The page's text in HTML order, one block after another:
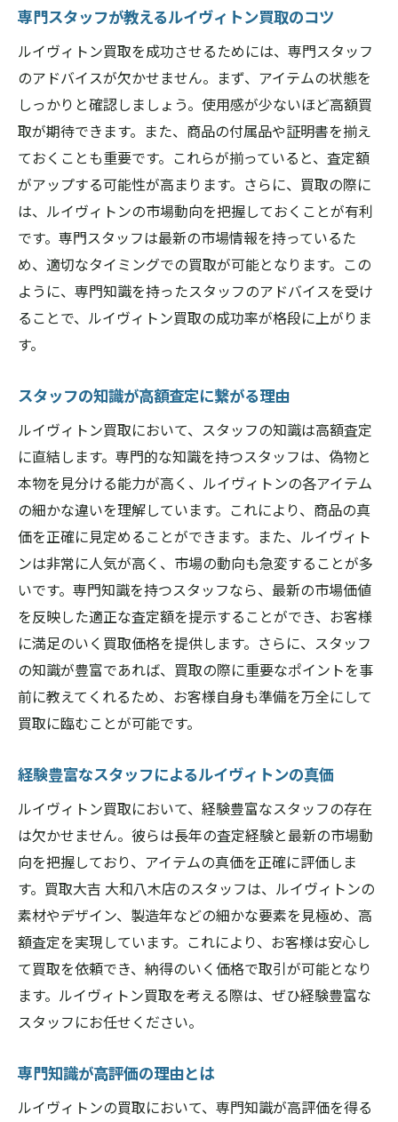
専門スタッフが教えるルイヴィトン買取のコツ
ルイヴィトン買取を成功させるためには、専門スタッフ
のアドバイスが欠かせません。まず、アイテムの状態を
しっかりと確認しましょう。使用感が少ないほど高額買
取が期待できます。また、商品の付属品や証明書を揃え
ておくことも重要です。これらが揃っていると、査定額
がアップする可能性が高まります。さらに、買取の際に
は、ルイヴィトンの市場動向を把握しておくことが有利
です。専門スタッフは最新の市場情報を持っているた
め、適切なタイミングでの買取が可能となります。この
ように、専門知識を持ったスタッフのアドバイスを受け
ることで、ルイヴィトン買取の成功率が格段に上がりま
す。
スタッフの知識が高額査定に繋がる理由
ルイヴィトン買取において、スタッフの知識は高額査定
に直結します。専門的な知識を持つスタッフは、偽物と
本物を見分ける能力が高く、ルイヴィトンの各アイテム
の細かな違いを理解しています。これにより、商品の真
価を正確に見定めることができます。また、ルイヴィト
ンは非常に人気が高く、市場の動向も急変することが多
いです。専門知識を持つスタッフなら、最新の市場価値
を反映した適正な査定額を提示することができ、お客様
に満足のいく買取価格を提供します。さらに、スタッフ
の知識が豊富であれば、買取の際に重要なポイントを事
前に教えてくれるため、お客様自身も準備を万全にして
買取に臨むことが可能です。
経験豊富なスタッフによるルイヴィトンの真価
ルイヴィトン買取において、経験豊富なスタッフの存在
は欠かせません。彼らは長年の査定経験と最新の市場動
向を把握しており、アイテムの真価を正確に評価しま
す。買取大吉 大和八木店のスタッフは、ルイヴィトンの
素材やデザイン、製造年などの細かな要素を見極め、高
額査定を実現しています。これにより、お客様は安心し
て買取を依頼でき、納得のいく価格で取引が可能となり
ます。ルイヴィトン買取を考える際は、ぜひ経験豊富な
スタッフにお任せください。
専門知識が高評価の理由とは
ルイヴィトンの買取において、専門知識が高評価を得る